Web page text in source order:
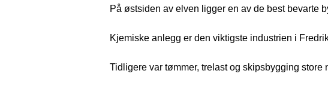
På østsiden av elven ligger en av de best bevarte
Kjemiske anlegg er den viktigste industrien i
Tidligere var tømmer, trelast og skipsbygging